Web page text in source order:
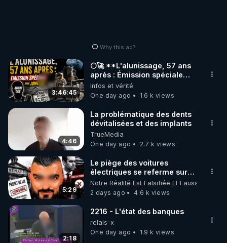
Why this ad?
3:46:45
🌕🚀 **L'alunissage, 57 ans
après : Émission spéciale
avec John Doe !** 👨 🚀✨
Infos et vérité
One day ago
1.6 k views
4:46
La problématique des dents
dévitalisées et des implants
TrueMedia
One day ago
2.7 k views
5:29
Le piège des voitures
électriques se referme sur
les usagers !
Notre Réalité Est Falsifiée Et Fausse
2 days ago
4.6 k views
2:18
2216 - L'état des banques
relais-x
One day ago
1.9 k views